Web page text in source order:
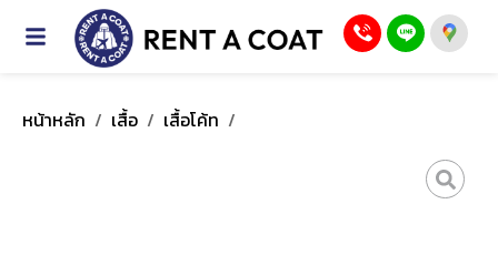
หน้าหลัก / เสื้อ / เสื้อโค้ท /